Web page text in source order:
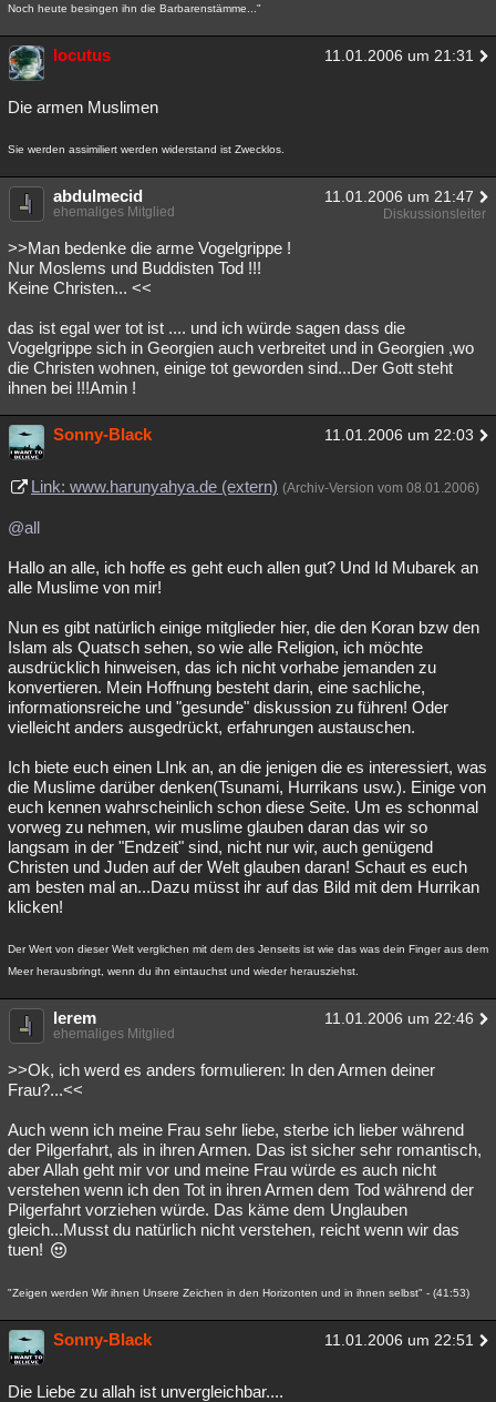
Noch heute besingen ihn die Barbarenstämme..."
locutus 11.01.2006 um 21:31
Die armen Muslimen
Sie werden assimiliert werden widerstand ist Zwecklos.
abdulmecid 11.01.2006 um 21:47
ehemaliges Mitglied Diskussionsleiter
>>Man bedenke die arme Vogelgrippe !
Nur Moslems und Buddisten Tod !!!
Keine Christen... <<
das ist egal wer tot ist .... und ich würde sagen dass die
Vogelgrippe sich in Georgien auch verbreitet und in Georgien ,wo
die Christen wohnen, einige tot geworden sind...Der Gott steht
ihnen bei !!!Amin !
Sonny-Black 11.01.2006 um 22:03
Link: www.harunyahya.de (extern) (Archiv-Version vom 08.01.2006)
@all
Hallo an alle, ich hoffe es geht euch allen gut? Und Id Mubarek an
alle Muslime von mir!
Nun es gibt natürlich einige mitglieder hier, die den Koran bzw den
Islam als Quatsch sehen, so wie alle Religion, ich möchte
ausdrücklich hinweisen, das ich nicht vorhabe jemanden zu
konvertieren. Mein Hoffnung besteht darin, eine sachliche,
informationsreiche und "gesunde" diskussion zu führen! Oder
vielleicht anders ausgedrückt, erfahrungen austauschen.
Ich biete euch einen LInk an, an die jenigen die es interessiert, was
die Muslime darüber denken(Tsunami, Hurrikans usw.). Einige von
euch kennen wahrscheinlich schon diese Seite. Um es schonmal
vorweg zu nehmen, wir muslime glauben daran das wir so
langsam in der "Endzeit" sind, nicht nur wir, auch genügend
Christen und Juden auf der Welt glauben daran! Schaut es euch
am besten mal an...Dazu müsst ihr auf das Bild mit dem Hurrikan
klicken!
Der Wert von dieser Welt verglichen mit dem des Jenseits ist wie das was dein Finger aus dem
Meer herausbringt, wenn du ihn eintauchst und wieder herausziehst.
lerem 11.01.2006 um 22:46
ehemaliges Mitglied
>>Ok, ich werd es anders formulieren: In den Armen deiner
Frau?...<<
Auch wenn ich meine Frau sehr liebe, sterbe ich lieber während
der Pilgerfahrt, als in ihren Armen. Das ist sicher sehr romantisch,
aber Allah geht mir vor und meine Frau würde es auch nicht
verstehen wenn ich den Tot in ihren Armen dem Tod während der
Pilgerfahrt vorziehen würde. Das käme dem Unglauben
gleich...Musst du natürlich nicht verstehen, reicht wenn wir das
tuen!
"Zeigen werden Wir ihnen Unsere Zeichen in den Horizonten und in ihnen selbst" - (41:53)
Sonny-Black 11.01.2006 um 22:51
Die Liebe zu allah ist unvergleichbar....